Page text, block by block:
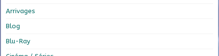
Arrivages
Blog
Blu-Ray